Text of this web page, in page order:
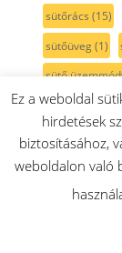
sütőrács (15)
sütőüveg(1)
sütő
takarítógép
tartozéktáska
TastyMoments
tejtartó(8)
Ez a weboldal
hirdetések
biztosításához,
weboldalon való